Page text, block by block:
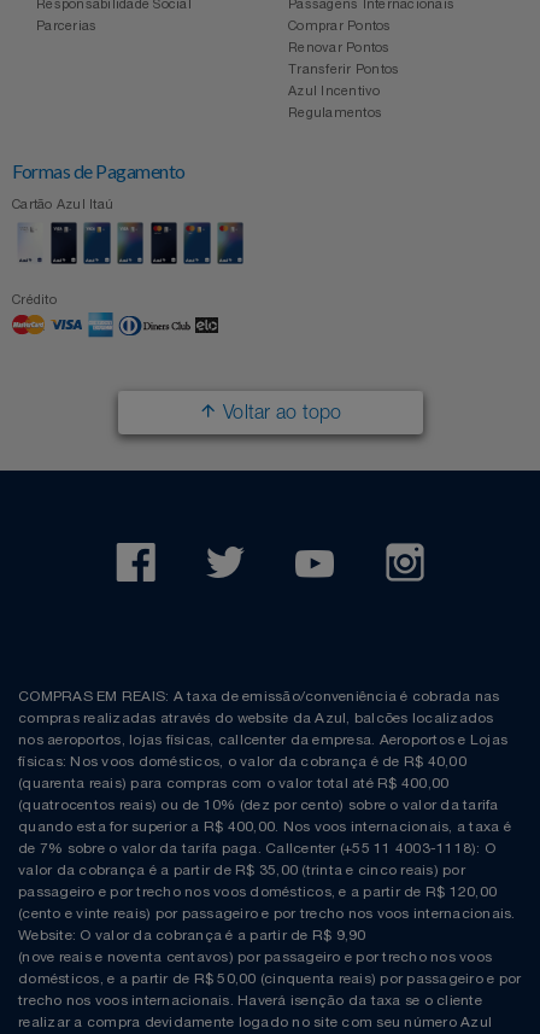
Responsabilidade Social
Parcerias
Passagens Internacionais
Comprar Pontos
Renovar Pontos
Transferir Pontos
Azul Incentivo
Regulamentos
Formas de Pagamento
Cartão Azul Itaú
Crédito
Voltar ao topo
COMPRAS EM REAIS: A taxa de emissão/conveniência é cobrada nas
compras realizadas através do website da Azul, balcões localizados
nos aeroportos, lojas físicas, callcenter da empresa. Aeroportos e Lojas
físicas: Nos voos domésticos, o valor da cobrança é de R$ 40,00
(quarenta reais) para compras com o valor total até R$ 400,00
(quatrocentos reais) ou de 10% (dez por cento) sobre o valor da tarifa
quando esta for superior a R$ 400,00. Nos voos internacionais, a taxa é
de 7% sobre o valor da tarifa paga. Callcenter (+55 11 4003-1118): O
valor da cobrança é a partir de R$ 35,00 (trinta e cinco reais) por
passageiro e por trecho nos voos domésticos, e a partir de R$ 120,00
(cento e vinte reais) por passageiro e por trecho nos voos internacionais.
Website: O valor da cobrança é a partir de R$ 9,90
(nove reais e noventa centavos) por passageiro e por trecho nos voos
domésticos, e a partir de R$ 50,00 (cinquenta reais) por passageiro e por
trecho nos voos internacionais. Haverá isenção da taxa se o cliente
realizar a compra devidamente logado no site com seu número Azul